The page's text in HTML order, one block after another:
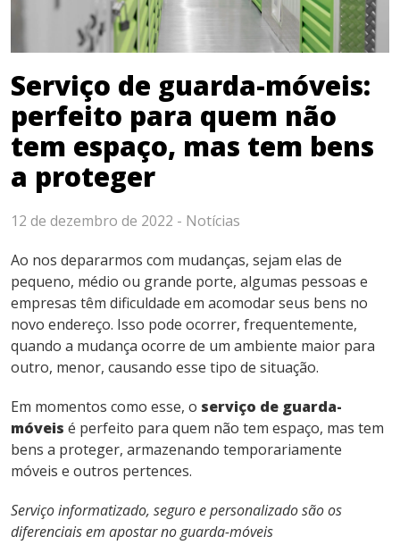
Serviço de guarda-móveis:
perfeito para quem não
tem espaço, mas tem bens
a proteger
12 de dezembro de 2022 - Notícias
Ao nos depararmos com mudanças, sejam elas de
pequeno, médio ou grande porte, algumas pessoas e
empresas têm dificuldade em acomodar seus bens no
novo endereço. Isso pode ocorrer, frequentemente,
quando a mudança ocorre de um ambiente maior para
outro, menor, causando esse tipo de situação.
Em momentos como esse, o serviço de guarda-
móveis é perfeito para quem não tem espaço, mas tem
bens a proteger, armazenando temporariamente
móveis e outros pertences.
Serviço informatizado, seguro e personalizado são os
diferenciais em apostar no guarda-móveis